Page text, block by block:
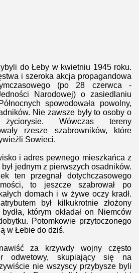
do Łeby w kwietniu 1945 roku.
i szeroka akcja propagandowa
(po 28 czerwca -
Narodowej) o zasiedlaniu
spowodowała powolny,
Nie zawsze były to osoby o
życiorysie. Wówczas tereny
rzesze szabrowników, które
Sowieci.
i adres pewnego mieszkańca z
jednym z pierwszych osadników.
ten przegnał dotychczasowego
to jeszcze szabrował po
domach i w żywe oczy kradł.
był kilkukrotnie złożony
którym okładał on Niemców
Potomkowie przytoczonego
w Łebie do dziś.
za krzywdy wojny często
odwetowy, skupiający się na
nie wszyscy przybysze byli